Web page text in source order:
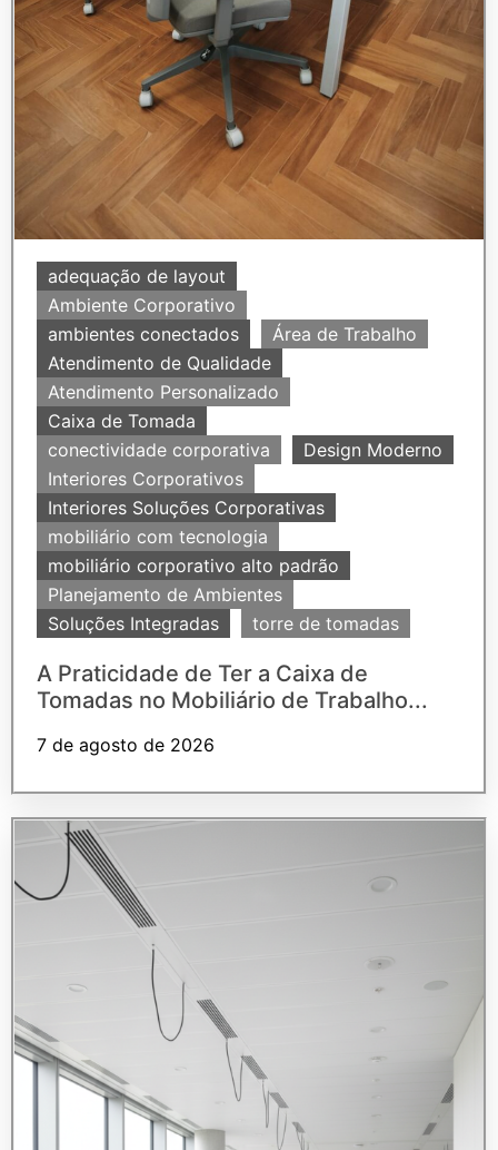
adequação de layout
Ambiente Corporativo
ambientes conectados
Área de Trabalho
Atendimento de Qualidade
Atendimento Personalizado
Caixa de Tomada
conectividade corporativa
Design Moderno
Interiores Corporativos
Interiores Soluções Corporativas
mobiliário com tecnologia
mobiliário corporativo alto padrão
Planejamento de Ambientes
Soluções Integradas
torre de tomadas
A Praticidade de Ter a Caixa de
Tomadas no Mobiliário de Trabalho...
7 de agosto de 2026